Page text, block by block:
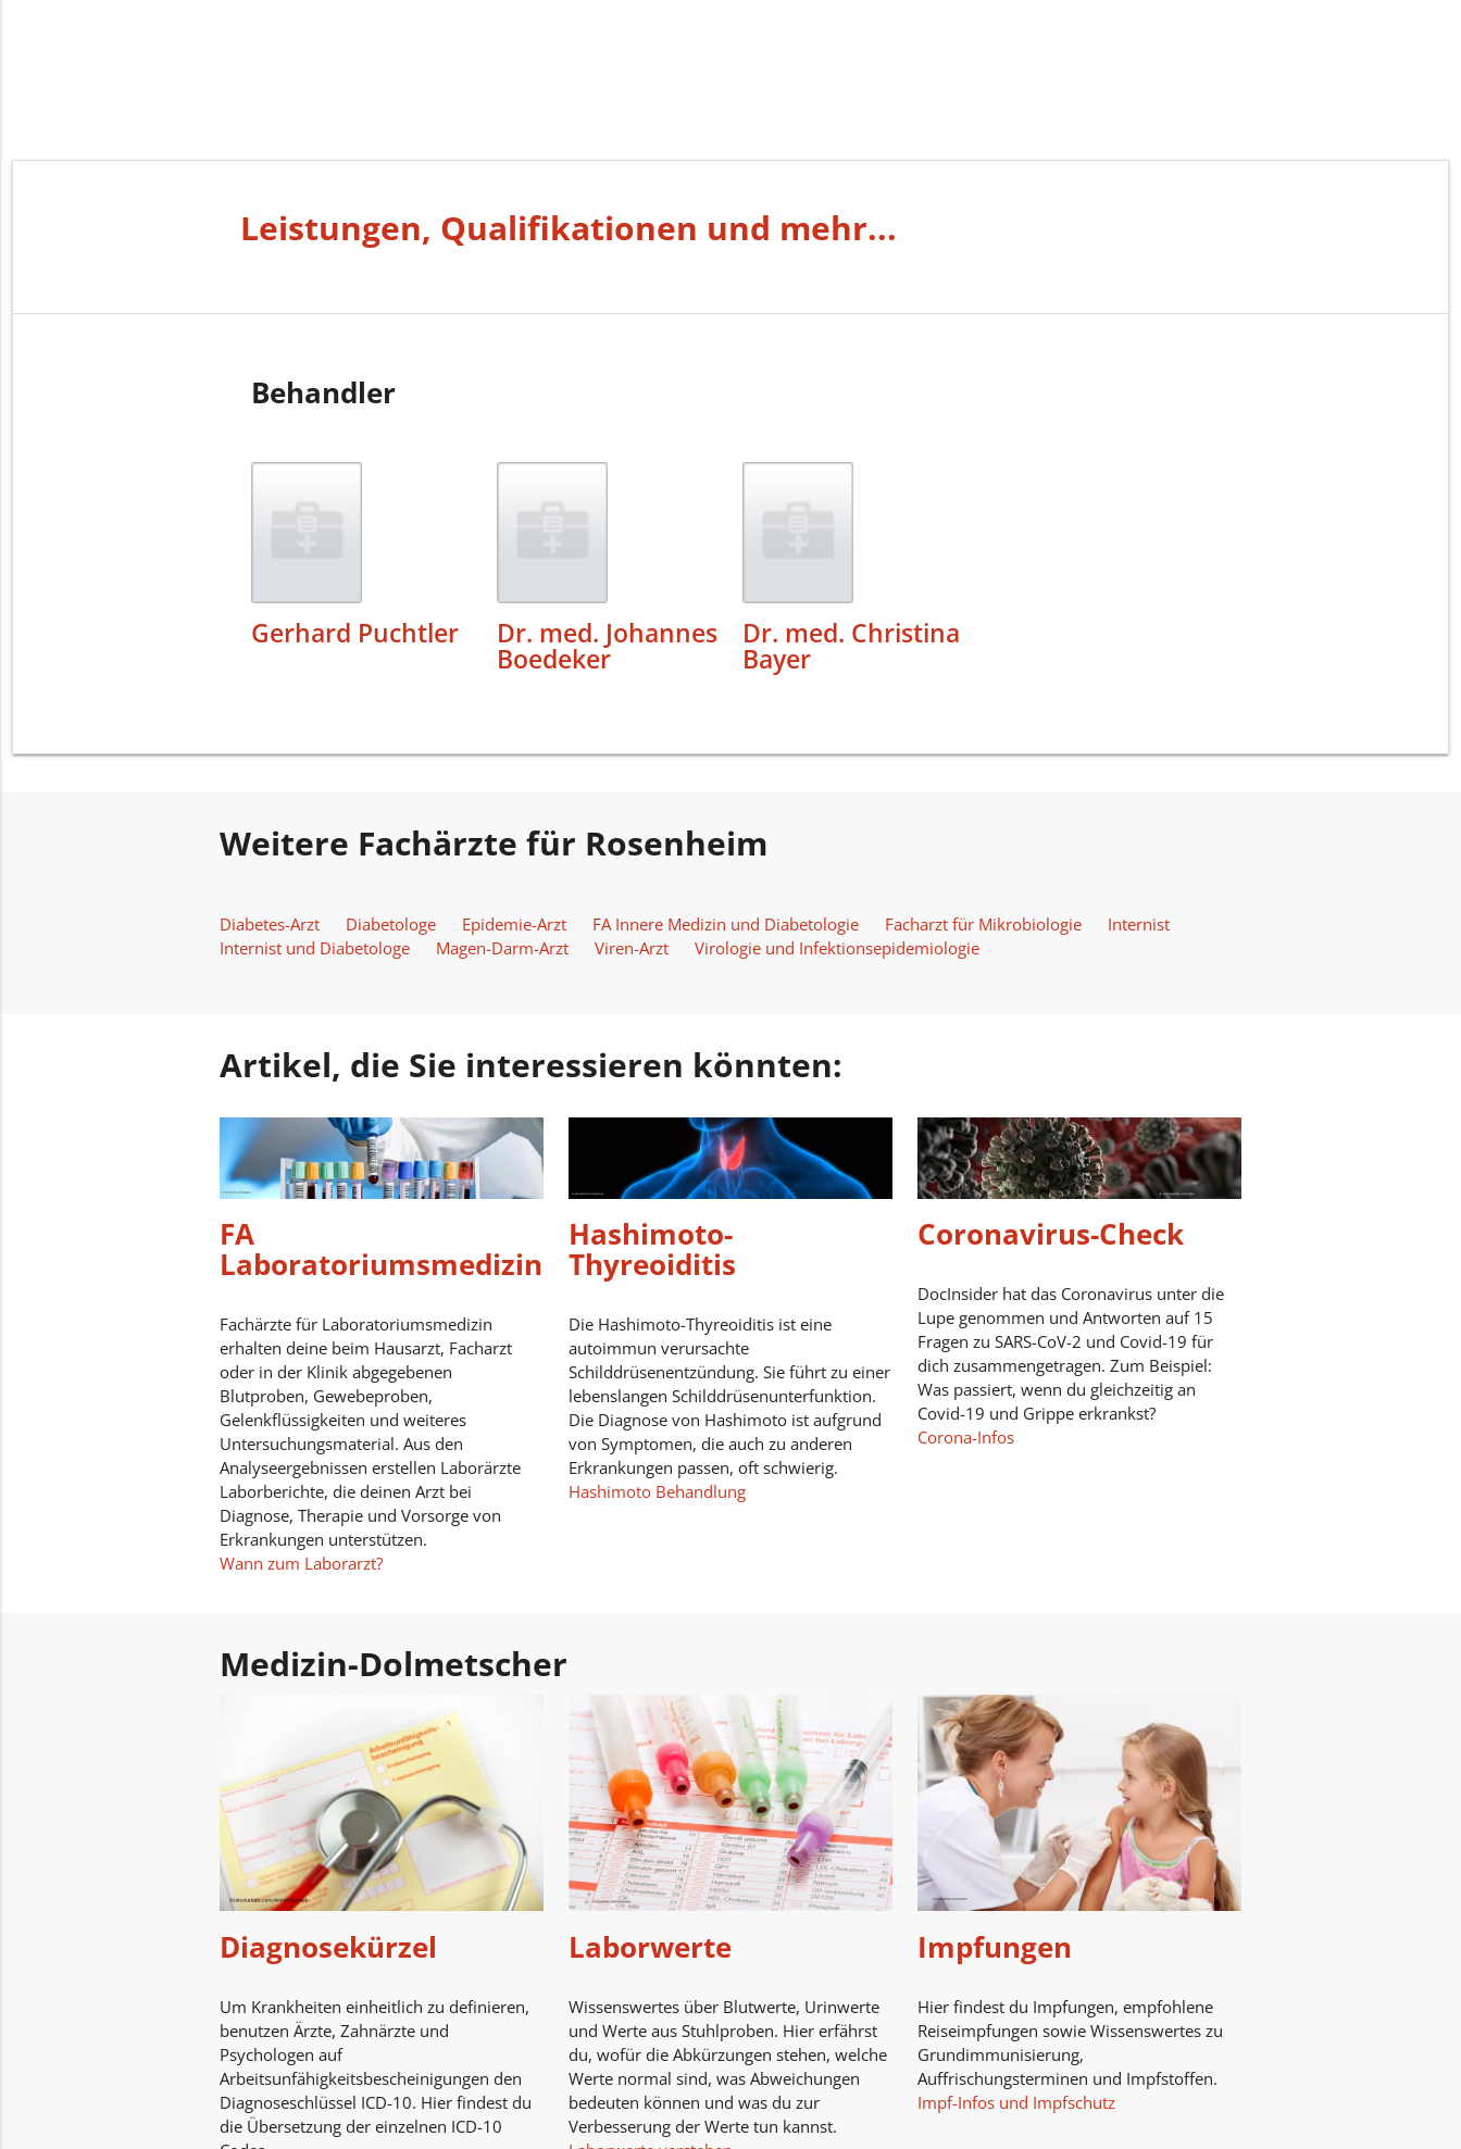
Leistungen, Qualifikationen und mehr...
Behandler
Gerhard Puchtler Dr. med. Johannes
Boedeker
Dr. med. Christina
Bayer
Weitere Fachärzte für Rosenheim
Diabetes-Arzt Diabetologe Epidemie-Arzt FA Innere Medizin und Diabetologie Facharzt für Mikrobiologie
Internist
Internist und Diabetologe
Magen-Darm-Arzt Viren-Arzt Virologie und Infektionsepidemiologie
Artikel, die Sie interessieren könnten:
FA
Laboratoriumsmedizin
Fachärzte für Laboratoriumsmedizin
erhalten deine beim Hausarzt, Facharzt
oder in der Klinik abgegebenen
Blutproben, Gewebeproben,
Gelenkflüssigkeiten und weiteres
Untersuchungsmaterial. Aus den
Analyseergebnissen erstellen Laborärzte
Laborberichte, die deinen Arzt bei
Diagnose, Therapie und Vorsorge von
Erkrankungen unterstützen.
Wann zum Laborarzt?
Hashimoto-
Thyreoiditis
Die Hashimoto-Thyreoiditis ist eine
autoimmun verursachte
Schilddrüsenentzündung. Sie führt zu einer
lebenslangen Schilddrüsenunterfunktion.
Die Diagnose von Hashimoto ist aufgrund
von Symptomen, die auch zu anderen
Erkrankungen passen, oft schwierig.
Hashimoto Behandlung
Coronavirus-Check
DocInsider hat das Coronavirus unter die
Lupe genommen und Antworten auf 15
Fragen zu SARS-CoV-2 und Covid-19 für
dich zusammengetragen. Zum Beispiel:
Was passiert, wenn du gleichzeitig an
Covid-19 und Grippe erkrankst?
Corona-Infos
Medizin-Dolmetscher
Diagnosekürzel
Um Krankheiten einheitlich zu definieren,
benutzen Ärzte, Zahnärzte und
Psychologen auf
Arbeitsunfähigkeitsbescheinigungen den
Diagnoseschlüssel ICD-10. Hier findest du
die Übersetzung der einzelnen ICD-10
Laborwerte
Wissenswertes über Blutwerte, Urinwerte
und Werte aus Stuhlproben. Hier erfährst
du, wofür die Abkürzungen stehen, welche
Werte normal sind, was Abweichungen
bedeuten können und was du zur
Verbesserung der Werte tun kannst.
Impfungen
Hier findest du Impfungen, empfohlene
Reiseimpfungen sowie Wissenswertes zu
Grundimmunisierung,
Auffrischungsterminen und Impfstoffen.
Impf-Infos und Impfschutz